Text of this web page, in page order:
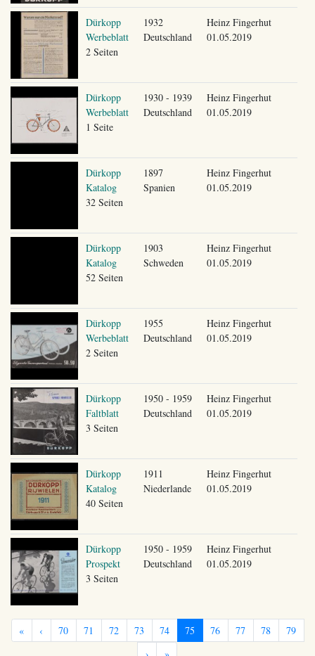
Dürkopp
Werbeblatt
2 Seiten
1932
Deutschland
Heinz Fingerhut
01.05.2019
Dürkopp
Werbeblatt
1 Seite
1930 - 1939
Deutschland
Heinz Fingerhut
01.05.2019
Dürkopp
Katalog
32 Seiten
1897
Spanien
Heinz Fingerhut
01.05.2019
Dürkopp
Katalog
52 Seiten
1903
Schweden
Heinz Fingerhut
01.05.2019
Dürkopp
Werbeblatt
2 Seiten
1955
Deutschland
Heinz Fingerhut
01.05.2019
Dürkopp
Faltblatt
3 Seiten
1950 - 1959
Deutschland
Heinz Fingerhut
01.05.2019
Dürkopp
Katalog
40 Seiten
1911
Niederlande
Heinz Fingerhut
01.05.2019
Dürkopp
Prospekt
3 Seiten
1950 - 1959
Deutschland
Heinz Fingerhut
01.05.2019
« ‹ 70 71 72 73 74 75 76 77 78
79
›
»